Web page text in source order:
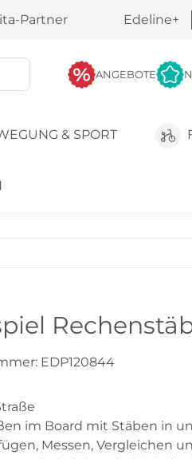
Partner Edeline+
ANGEBOTE
& SPORT
EDP120844
im Board mit Stäben in
Messen, Vergleichen